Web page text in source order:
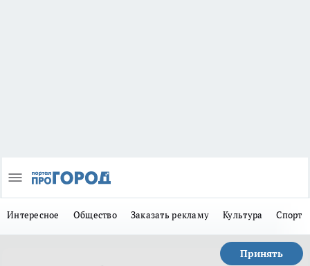
Интересное Общество Заказать рекламу Культура Спорт
Принять